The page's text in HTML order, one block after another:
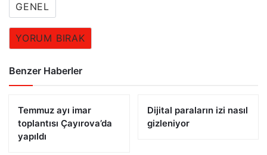
GENEL
YORUM BIRAK
Benzer Haberler
Temmuz ayı imar
toplantısı Çayırova’da
yapıldı
Dijital paraların izi nasıl
gizleniyor